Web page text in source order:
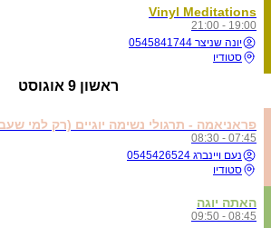
Vinyl Meditations
19:00 - 21:00
יונה שניצר 0545841744
סטודיו
ראשון 9 אוגוסט
פראניאמה - תרגולי נשימה יוגיים (רק למי
07:45 - 08:30
נעם ויינברג 0545426524
סטודיו
האתה יוגה
08:45 - 09:50